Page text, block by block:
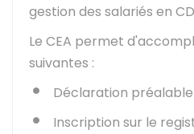
gestion des salariés en
Le CEA permet
suivantes :
Déclaration
Inscription sur le